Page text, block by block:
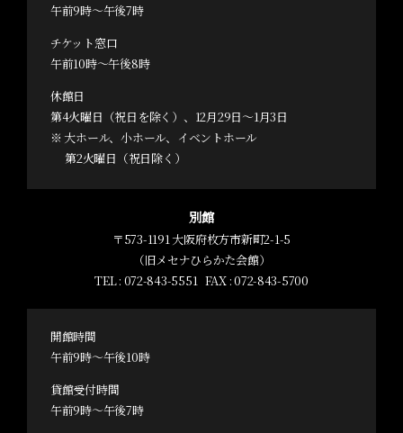
午前9時～午後7時
チケット窓口
午前10時～午後8時
休館日
第4火曜日（祝日を除く）、12月29日～1月3日
※ 大ホール、小ホール、イベントホール
第2火曜日（祝日除く）
別館
〒573-1191 大阪府枚方市新町2-1-5
（旧メセナひらかた会館）
TEL : 072-843-5551FAX : 072-843-5700
開館時間
午前9時～午後10時
貸館受付時間
午前9時～午後7時